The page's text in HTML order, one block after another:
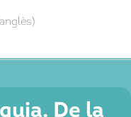
gener de 2011,
De la